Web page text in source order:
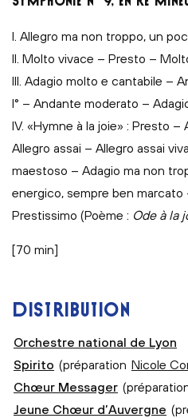
I. Allegro ma non troppo, un
II. Molto vivace – Presto –
III. Adagio molto e cantabile –
I° – Andante moderato –
IV. «Hymne à la joie» : Presto
Allegro assai – Allegro assai
maestoso – Adagio ma non
energico, sempre ben
Prestissimo (Poème : Ode à la
[70 min]
DISTRIBUTION
Orchestre national de Lyon
Spirito (préparation Nicole
Chœur Messager
Jeune Chœur d’Auvergne